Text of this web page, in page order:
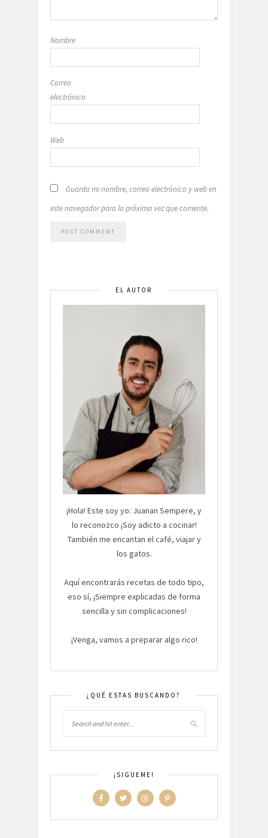
Nombre
Correo
electrónico
Web
Guarda mi nombre, correo electrónico y web en
este navegador para la próxima vez que comente.
EL AUTOR
¡Hola! Este soy yo: Juanan Sempere, y
lo reconozco ¡Soy adicto a cocinar!
También me encantan el café, viajar y
los gatos.
Aquí encontrarás recetas de todo tipo,
eso sí, ¡Siempre explicadas de forma
sencilla y sin complicaciones!
¡Venga, vamos a preparar algo rico!
¿QUÉ ESTAS BUSCANDO?
¡SIGUEME!